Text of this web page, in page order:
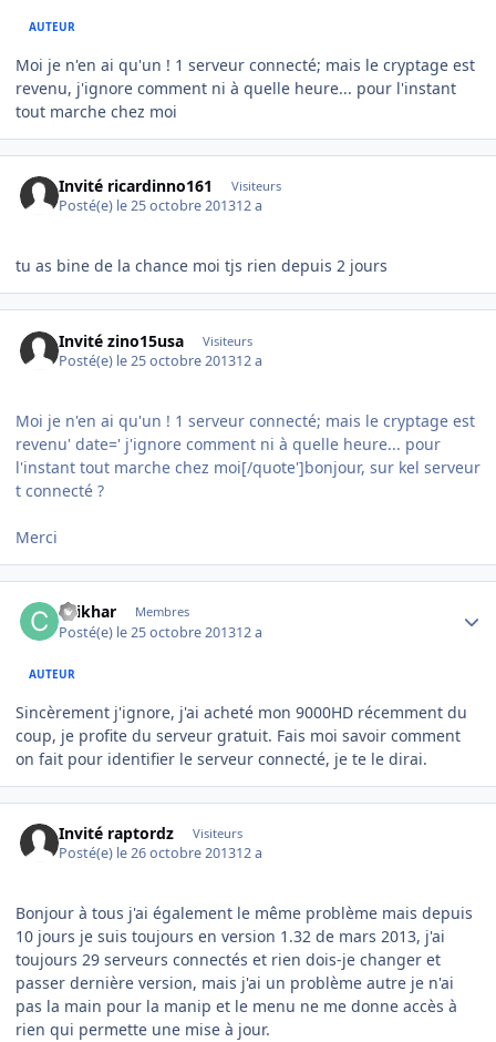
AUTEUR
Moi je n'en ai qu'un ! 1 serveur connecté; mais le cryptage est
revenu, j'ignore comment ni à quelle heure... pour l'instant
tout marche chez moi
Invité ricardinno161 Visiteurs
Posté(e) le 25 octobre 201312 a
tu as bine de la chance moi tjs rien depuis 2 jours
Invité zino15usa Visiteurs
Posté(e) le 25 octobre 201312 a
Moi je n'en ai qu'un ! 1 serveur connecté; mais le cryptage est
revenu' date=' j'ignore comment ni à quelle heure... pour
l'instant tout marche chez moi[/quote']bonjour, sur kel serveur
t connecté ?
Merci
chikhar Membres
Posté(e) le 25 octobre 201312 a
AUTEUR
Sincèrement j'ignore, j'ai acheté mon 9000HD récemment du
coup, je profite du serveur gratuit. Fais moi savoir comment
on fait pour identifier le serveur connecté, je te le dirai.
Invité raptordz Visiteurs
Posté(e) le 26 octobre 201312 a
Bonjour à tous j'ai également le même problème mais depuis
10 jours je suis toujours en version 1.32 de mars 2013, j'ai
toujours 29 serveurs connectés et rien dois-je changer et
passer dernière version, mais j'ai un problème autre je n'ai
pas la main pour la manip et le menu ne me donne accès à
rien qui permette une mise à jour.